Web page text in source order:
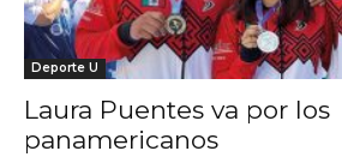
Deporte U
Laura Puentes va por los
panamericanos